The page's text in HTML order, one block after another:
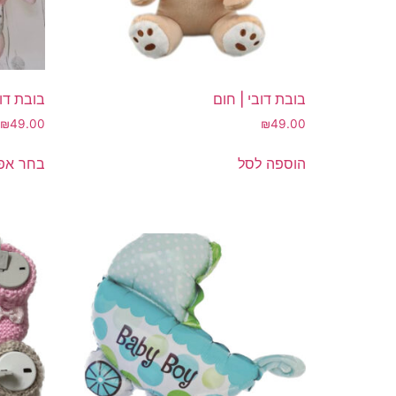
בובת דובי | חום
₪49.00
הוספה לסל
בובת
₪49.00
בחר